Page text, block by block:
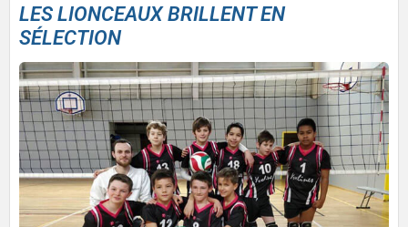
LES LIONCEAUX BRILLENT EN
SÉLECTION